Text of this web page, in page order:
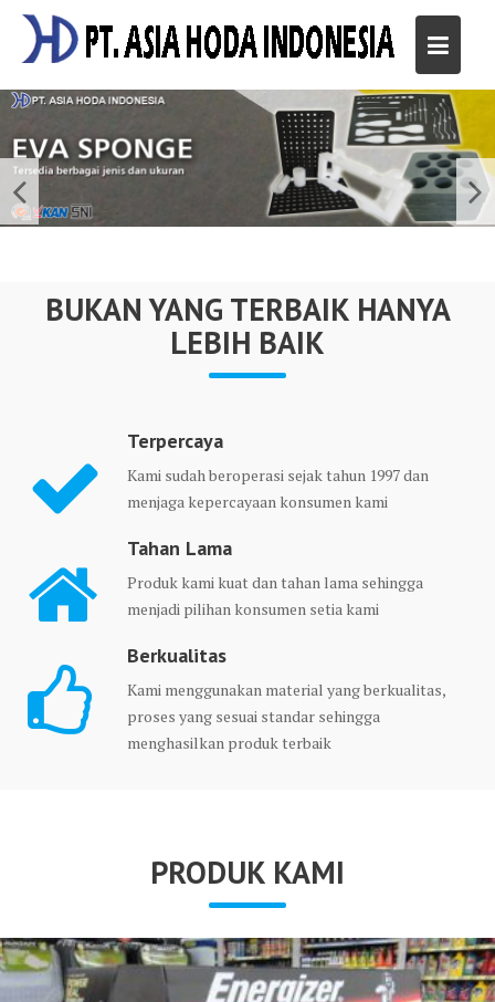
Skip
content
BUKAN YANG TERBAIK HANYA
LEBIH BAIK
Terpercaya
Kami sudah beroperasi sejak tahun 1997 dan
menjaga kepercayaan konsumen kami
Tahan Lama
Produk kami kuat dan tahan lama sehingga
menjadi pilihan konsumen setia kami
Berkualitas
Kami menggunakan material yang berkualitas,
proses yang sesuai standar sehingga
menghasilkan produk terbaik
PRODUK KAMI